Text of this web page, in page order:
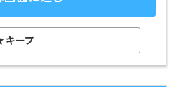
キープ